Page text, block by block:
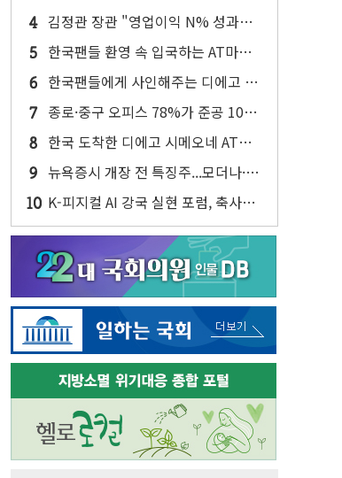
김정관 장관 "영업이익 N% 성과급
반대…상법·자본시장법 개정 논의"
한국팬들 환영 속 입국하는 AT마드
리드
한국팬들에게 사인해주는 디에고 시
메오네 감독
종로·중구 오피스 78%가 준공 10년
이상…리뉴얼이 경쟁력 가른다
한국 도착한 디에고 시메오네 AT마
드리드 감독
뉴욕증시 개장 전 특징주...모더나·아
이온큐·도어대시↑ VS 샌디스크·피
그마·앱러빈↓
K-피지컬 AI 강국 실현 포럼, 축사하
는 한병도